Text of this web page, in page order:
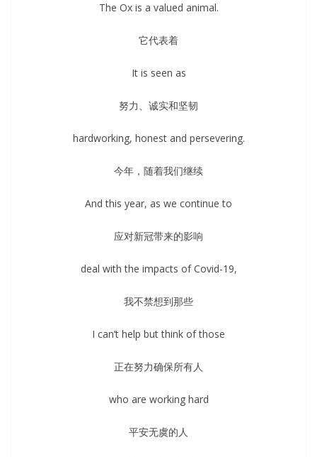
The Ox is a valued animal.
它代表着
It is seen as
努力、诚实和坚韧
hardworking, honest and persevering.
今年，随着我们继续
And this year, as we continue to
应对新冠带来的影响
deal with the impacts of Covid-19,
我不禁想到那些
I can’t help but think of those
正在努力确保所有人
who are working hard
平安无虞的人